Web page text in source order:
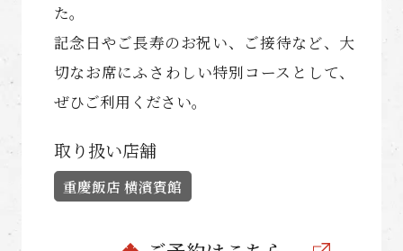
た。
記念日やご長寿のお祝い、ご接待など、大
切なお席にふさわしい特別コースとして、
ぜひご利用ください。
取り扱い店舗
重慶飯店 横濱賓館